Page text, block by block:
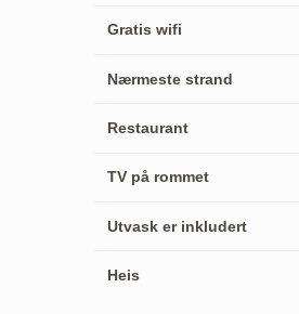
Gratis wifi
Nærmeste strand
Restaurant
TV på rommet
Utvask er inkludert
Heis